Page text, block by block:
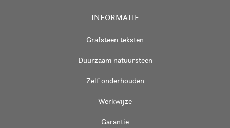
INFORMATIE
Grafsteen teksten
Duurzaam natuursteen
Zelf onderhouden
Werkwijze
Garantie